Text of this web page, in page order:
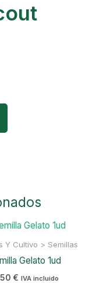
Y Cultivo > Semillas
Gelato 1ud
€ IVA incluido